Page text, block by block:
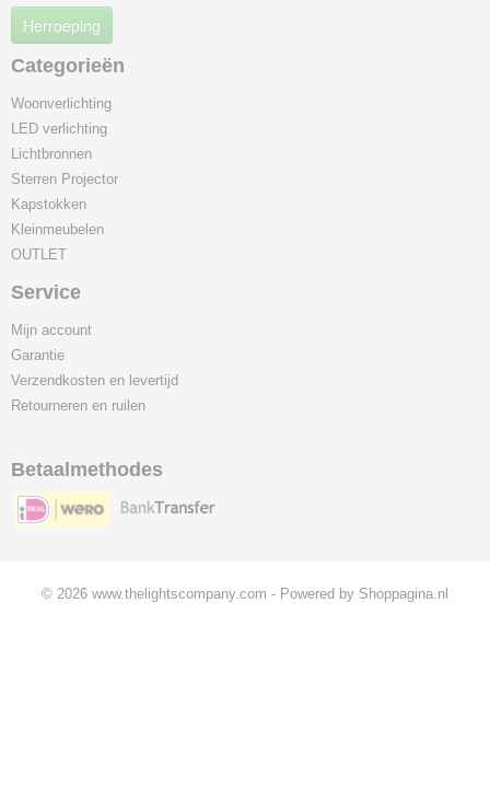
Herroeping
Categorieën
Woonverlichting
LED verlichting
Lichtbronnen
Sterren Projector
Kapstokken
Kleinmeubelen
OUTLET
Service
Mijn account
Garantie
Verzendkosten en levertijd
Retourneren en ruilen
Betaalmethodes
© 2026 www.thelightscompany.com - Powered by Shoppagina.nl